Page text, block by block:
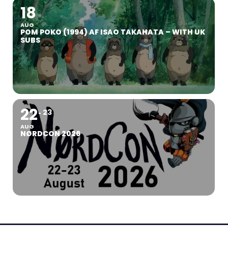
18
AUG
POM POKO (1994) AF ISAO TAKAHATA – WITH UK
SUBS
22
AUG
23
NØRDCON 2026